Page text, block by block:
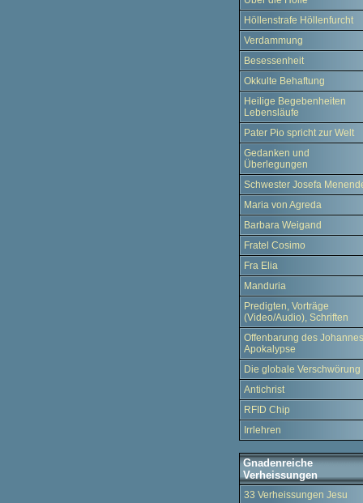
Höllenstrafe Höllenfurcht
Verdammung
Besessenheit
Okkulte Behaftung
Heilige Begebenheiten
Lebensläufe
Pater Pio spricht zur Welt
Gedanken und
Überlegungen
Schwester Josefa
Maria von Agreda
Barbara Weigand
Fratel Cosimo
Fra Elia
Manduria
Predigten, Vorträge
(Video/Audio), Schriften
Offenbarung des
Apokalypse
Die globale Verschwörung
Antichrist
RFID Chip
Irrlehren
Gnadenreiche
Verheissungen
33 Verheissungen Jesu